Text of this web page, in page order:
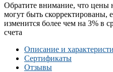
Обратите внимание, что
могут быть скорректированы,
изменится более чем на 3% в
счета
Описание и
Сертификаты
Отзывы